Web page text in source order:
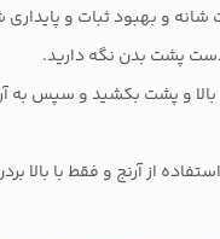
و بهبود ثبات و پایداری
پشت بدن نگه دارید.
و پشت بکشید و سپس به
از آرنج و فقط با بالا